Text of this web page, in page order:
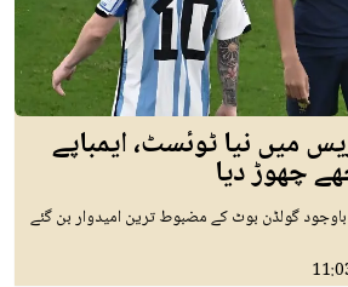
میں نیا ٹوئسٹ، ایمباپے
چھوڑ دیا
گولڈن بوٹ کے مضبوط ترین امیدوار بن گئے